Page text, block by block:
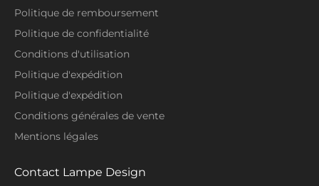
Politique de remboursement
Politique de confidentialité
Conditions d'utilisation
Politique d'expédition
Politique d'expédition
Conditions générales de vente
Mentions légales
Contact Lampe Design